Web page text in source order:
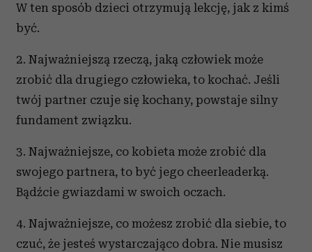
W ten sposób dzieci otrzymują lekcję, jak z kimś
być.
2. Najważniejszą rzeczą, jaką człowiek może
zrobić dla drugiego człowieka, to kochać. Jeśli
twój partner czuje się kochany, powstaje silny
fundament związku.
3. Najważniejsze, co kobieta może zrobić dla
swojego partnera, to być jego cheerleaderką.
Bądźcie gwiazdami w swoich oczach.
4. Najważniejsze, co możesz zrobić dla siebie, to
czuć, że jesteś wystarczająco dobra. Nie musisz